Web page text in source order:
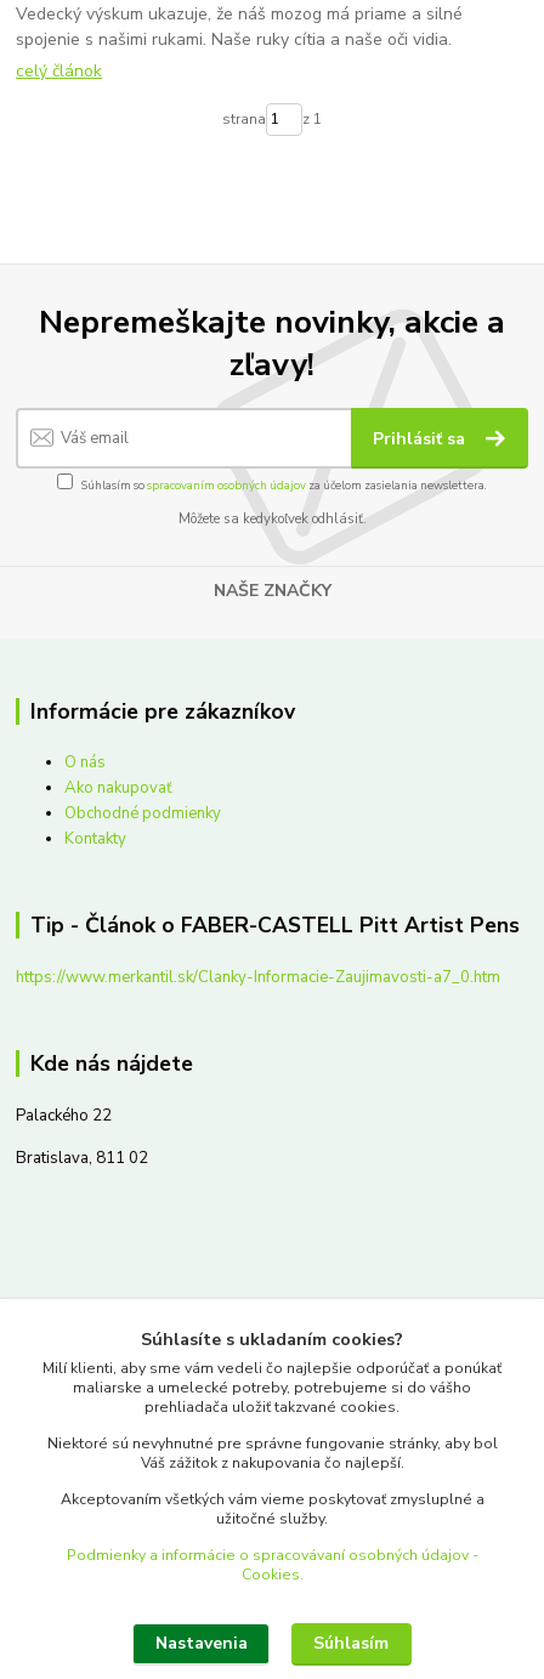
Vedecký výskum ukazuje, že náš mozog má priame a silné
spojenie s našimi rukami. Naše ruky cítia a naše oči vidia.
celý článok
strana z 1
Nepremeškajte novinky, akcie a
zľavy!
Prihlásiť sa
Súhlasím sospracovaním osobných údajov za účelom zasielania newslettera.
Môžete sa kedykoľvek odhlásiť.
NAŠE ZNAČKY
Informácie pre zákazníkov
O nás
Ako nakupovať
Obchodné podmienky
Kontakty
Tip - Článok o FABER-CASTELL Pitt Artist Pens
https://www.merkantil.sk/Clanky-Informacie-Zaujimavosti-a7_0.htm
Kde nás nájdete
Palackého 22
Bratislava, 811 02
www.merkantil.sk
Pondelok-Piatok: 9.00-17.00hod.
objednavky@merkantil-obchod.sk
Upraviť zber cookies.
Súhlasíte s ukladaním cookies?
Milí klienti, aby sme vám vedeli čo najlepšie odporúčať a ponúkať
maliarske a umelecké potreby, potrebujeme si do vášho
prehliadača uložiť takzvané cookies.
Niektoré sú nevyhnutné pre správne fungovanie stránky, aby bol
Váš zážitok z nakupovania čo najlepší.
Akceptovaním všetkých vám vieme poskytovať zmysluplné a
užitočné služby.
Podmienky a informácie o spracovávaní osobných údajov -
Cookies.
Nastavenia Súhlasím